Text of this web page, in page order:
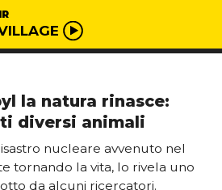
la natura rinasce:
diversi animali
nucleare avvenuto nel
tornando la vita, lo rivela uno
da alcuni ricercatori.